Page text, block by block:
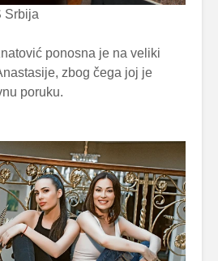
Srbija
ponosna je na veliki
zbog čega joj je
poruku.